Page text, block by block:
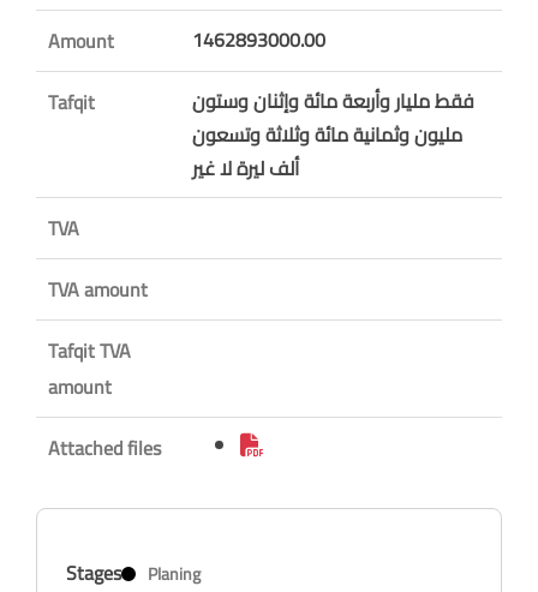
Amount
1462893000.00
Tafqit
فقط مليار وأربعة مائة وإثنان وستون
مليون وثمانية مائة وثلاثة وتسعون
ألف ليرة لا غير
TVA
TVA amount
Tafqit TVA
amount
Attached files
Stages Planing